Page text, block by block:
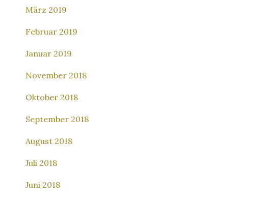
März 2019
Februar 2019
Januar 2019
November 2018
Oktober 2018
September 2018
August 2018
Juli 2018
Juni 2018